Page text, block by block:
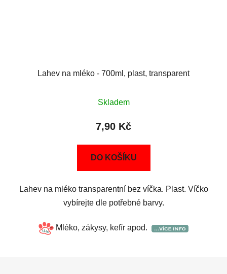
Lahev na mléko - 700ml, plast, transparent
Skladem
7,90 Kč
DO KOŠÍKU
Lahev na mléko transparentní bez víčka. Plast. Víčko
vybírejte dle potřebné barvy.
Mléko, zákysy, kefír apod.